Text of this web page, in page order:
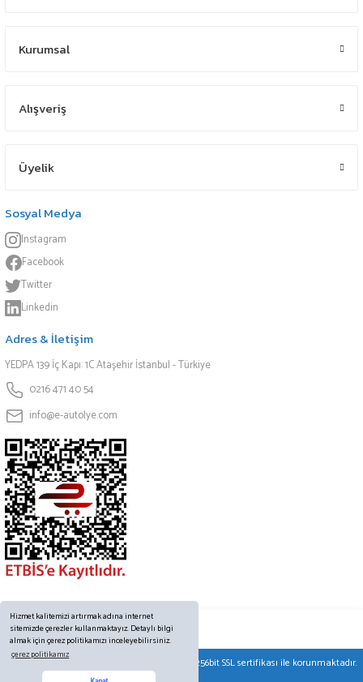
Hizmet kalitemizi artırmak adına internet
sitemizde çerezler kullanmaktayız. Detaylı bilgi
almak için çerez politikamızı inceleyebilirsiniz.
çerez politikamız
Kurumsal
Alışveriş
Üyelik
Sosyal Medya
Instagram
Facebook
Twitter
Linkedin
Adres & İletişim
YEDPA 139 İç Kapı: 1C Ataşehir İstanbul - Türkiye
0216 471 40 54
info@e-autolye.com
© Tüm hakları saklıdır. Kredi kartı bilgileriniz 256bit SSL sertifikası ile korunmaktadır.